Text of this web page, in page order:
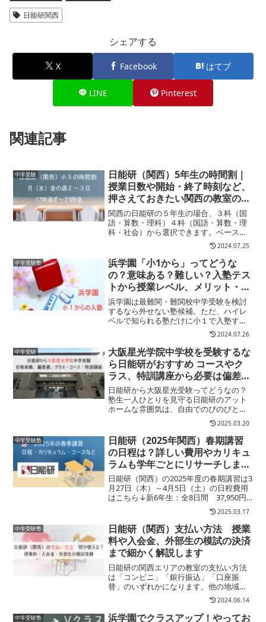
日能研関西
シェアする
X Facebook はてブ
LINE Pinterest
関連記事
中学受験
日能研（関西）5年生の時間割｜
授業日数や開始・終了時刻など、
押さえておきたい関西の教室のタ
イムテーブルを徹底解説
関西の日能研の５年生の場合、３科（国
語・算数・理科）４科（国語・算数・理
科・社会）から選択できます。ベースと
なる本科コースには「本科」「本科発
展」クラスがあり、時間割はクラスごと
に決まっています。５年生の本科・本科
発展の時間割はこちら↓本科...
2024.07.25
中学受験塾
浜学園「小1から」ってどうな
の？意味ある？難しい？入塾テス
トから授業レベル、メリット・デ
メリットまで解説します
浜学園は最難関・難関校中学受験を検討
するなら外せない塾候補。ただ、ハイレ
ベルで知られる塾だけに小１で入塾する
ことに不安を持つ方も少なくありません
よね。ここでは小１から浜学園を考える
保護者様に向けて、レベルやテスト、メ
リット・デメリットを解説します
2024.07.26
中学受験
大阪星光学院中学校を受験するな
ら日能研がおすすめ コースやク
ラス、特訓講座から必要は偏差
値、入試までの塾費用など徹底解
説
日能研から大阪星光受験ってどうなの？
塾生一人ひとりを見守る日能研のアット
ホームな雰囲気は、自由でのびのびとし
た校風の大阪星光を志望する生徒やご家
庭と相性バッチリ！４年生からは大阪星
光学院中学受験に向けたコースやクラス
も用意されているから安心...
2025.03.20
中学受験塾
日能研（2025年関西）春期講習
の日程は？詳しい費用やカリキュ
ラムも学年ごとにリサーチしまし
た
日能研（関西）の2025年度の春期講習は3
月27日（木）～4月5日（土）の日程費用
はこちら↓新6年生：全8日間 37,950円
～新5年生：全8日間 25,300円～新4年
生：全5日間 13,200円～新3年生：全4日
間 無料※ 広島本部校、...
2025.03.17
中学受験塾
日能研（関西）支払い方法 授業
料や入会金、外部生の模試の決済
まで細かく解説します
日能研の関西エリアの教室の支払い方法
は「コンビニ」「銀行振込」「口座振
替」のいずれかになります。他の地域の
日能研では、クレジットカード払いなど
も対応していることもあるようですが、
関西の日能研教室の支払いは３種類の
2024.06.14
中学受験塾 浜学園でクラスアップ！やってお